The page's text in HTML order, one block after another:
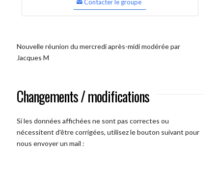
Contacter le groupe
Nouvelle réunion du mercredi après-midi modérée par
Jacques M
Changements / modifications
Si les données affichées ne sont pas correctes ou
nécessitent d'être corrigées, utilisez le bouton suivant pour
nous envoyer un mail :